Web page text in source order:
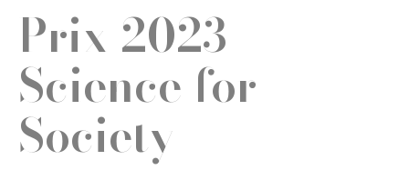
Prix 2023
Science for
Society